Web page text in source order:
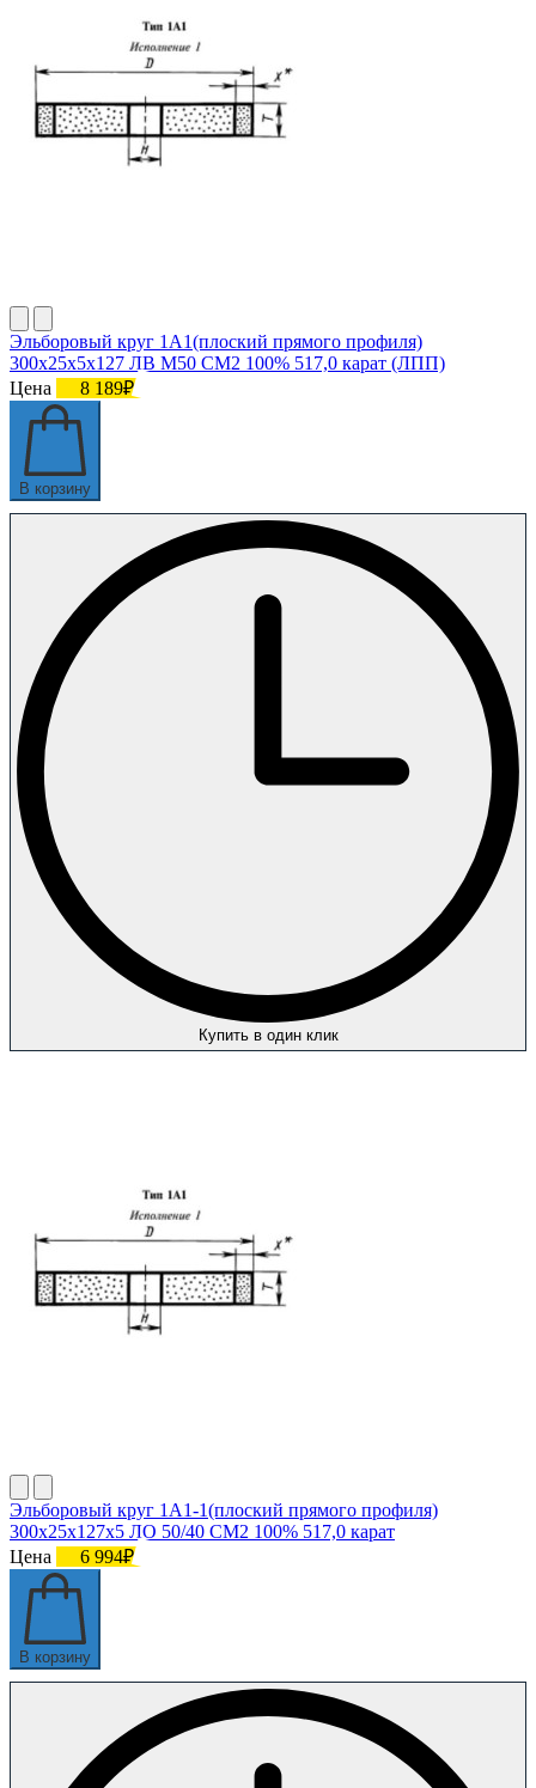
Эльборовый круг 1А1(плоский прямого профиля)
300х25х5х127 ЛВ М50 СМ2 100% 517,0 карат (ЛПП)
Цена
8 189₽
В корзину
Купить в один клик
Эльборовый круг 1А1-1(плоский прямого профиля)
300х25х127х5 ЛО 50/40 СМ2 100% 517,0 карат
Цена
6 994₽
В корзину